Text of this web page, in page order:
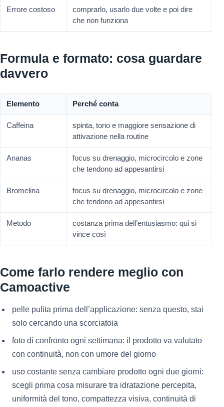
Errore costoso
comprarlo, usarlo due volte e poi dire
che non funziona
Formula e formato: cosa guardare
davvero
Elemento Perché conta
Caffeina
spinta, tono e maggiore sensazione di
attivazione nella routine
Ananas
focus su drenaggio, microcircolo e zone
che tendono ad appesantirsi
Bromelina
focus su drenaggio, microcircolo e zone
che tendono ad appesantirsi
Metodo
costanza prima dell’entusiasmo: qui si
vince così
Come farlo rendere meglio con
Camoactive
pelle pulita prima dell’applicazione: senza questo, stai
solo cercando una scorciatoia
foto di confronto ogni settimana: il prodotto va valutato
con continuità, non con umore del giorno
uso costante senza cambiare prodotto ogni due giorni:
scegli prima cosa misurare tra idratazione percepita,
uniformità del tono, compattezza visiva, continuità di